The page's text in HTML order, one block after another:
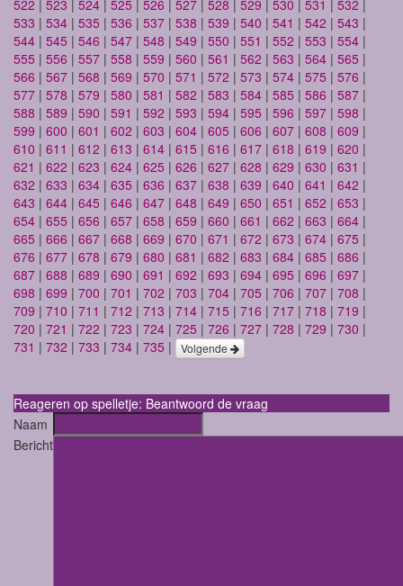
522 | 523 | 524 | 525 | 526 | 527 | 528 | 529 | 530 | 531 | 532 |
533 | 534 | 535 | 536 | 537 | 538 | 539 | 540 | 541 | 542 | 543 |
544 | 545 | 546 | 547 | 548 | 549 | 550 | 551 | 552 | 553 | 554 |
555 | 556 | 557 | 558 | 559 | 560 | 561 | 562 | 563 | 564 | 565 |
566 | 567 | 568 | 569 | 570 | 571 | 572 | 573 | 574 | 575 | 576 |
577 | 578 | 579 | 580 | 581 | 582 | 583 | 584 | 585 | 586 | 587 |
588 | 589 | 590 | 591 | 592 | 593 | 594 | 595 | 596 | 597 | 598 |
599 | 600 | 601 | 602 | 603 | 604 | 605 | 606 | 607 | 608 | 609 |
610 | 611 | 612 | 613 | 614 | 615 | 616 | 617 | 618 | 619 | 620 |
621 | 622 | 623 | 624 | 625 | 626 | 627 | 628 | 629 | 630 | 631 |
632 | 633 | 634 | 635 | 636 | 637 | 638 | 639 | 640 | 641 | 642 |
643 | 644 | 645 | 646 | 647 | 648 | 649 | 650 | 651 | 652 | 653 |
654 | 655 | 656 | 657 | 658 | 659 | 660 | 661 | 662 | 663 | 664 |
665 | 666 | 667 | 668 | 669 | 670 | 671 | 672 | 673 | 674 | 675 |
676 | 677 | 678 | 679 | 680 | 681 | 682 | 683 | 684 | 685 | 686 |
687 | 688 | 689 | 690 | 691 | 692 | 693 | 694 | 695 | 696 | 697 |
698 | 699 | 700 | 701 | 702 | 703 | 704 | 705 | 706 | 707 | 708 |
709 | 710 | 711 | 712 | 713 | 714 | 715 | 716 | 717 | 718 | 719 |
720 | 721 | 722 | 723 | 724 | 725 | 726 | 727 | 728 | 729 | 730 |
731 | 732 | 733 | 734 | 735 | Volgende
Reageren op spelletje: Beantwoord de vraag
Naam
Bericht